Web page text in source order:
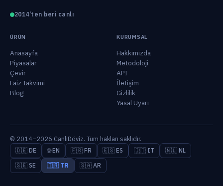
2014’ten beri canlı
ÜRÜN
Anasayfa
Piyasalar
Çevir
Faiz Takvimi
Blog
KURUMSAL
Hakkımızda
Metodoloji
API
İletişim
Gizlilik
Yasal Uyarı
© 2014–2026 CanlıDöviz. Tüm hakları saklıdır.
🇩🇪 DE 🌐 EN 🇫🇷 FR 🇪🇸 ES 🇮🇹 IT
🇳🇱 NL
🇸🇪 SE
🇹🇷 TR 🇸🇦 AR